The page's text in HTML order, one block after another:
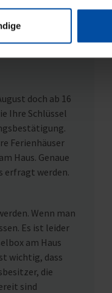
doch ab 16
Ihre Schlüssel
Ferienhäuser
Haus. Genaue
erfragt werden.
Wenn man
Es ist leider
am Haus
wichtig, dass
die
sind